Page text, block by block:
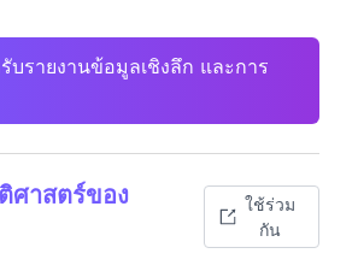
รายงานข้อมูลเชิงลึก และการ
ศาสตร์ของ
ใช้ร่วม
กัน